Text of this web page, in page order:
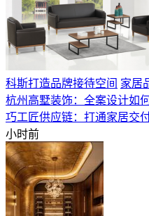
科斯打造品牌接待空间 家居
杭州高墅装饰：全案设计如
巧工匠供应链：打通家居交
小时前